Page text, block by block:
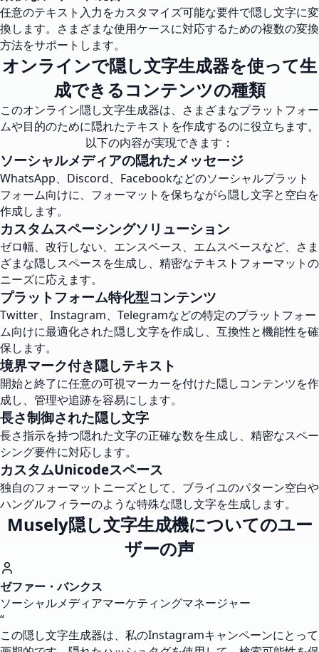
任意のテキスト入力をカスタマイズ可能な要件で隠し文字に変
換します。さまざまな使用ケースに対応するための複数の変換
方法をサポートします。
オンラインで隠し文字生成器を使って生
成できるコンテンツの種類
このオンライン隠し文字生成器は、さまざまなプラットフォー
ムや目的のために隠れたテキストを作成するのに役立ちます。
以下の内容が実現できます：
ソーシャルメディアの隠れたメッセージ
WhatsApp、Discord、Facebookなどのソーシャルプラット
フォーム向けに、フォーマットを保ちながら隠し文字と空白を
作成します。
カスタムスペーシングソリューション
ゼロ幅、改行しない、エンスペース、エムスペースなど、さま
ざまな隠しスペースを生成し、精密なテキストフォーマットの
ニーズに応えます。
プラットフォーム特化型コンテンツ
Twitter、Instagram、Telegramなどの特定のプラットフォー
ム向けに最適化された隠し文字を作成し、互換性と機能性を確
保します。
境界マーク付き隠しテキスト
開始と終了に任意の可視マーカーを付けた隠しコンテンツを作
成し、管理や追跡を容易にします。
長さ制御された隠し文字
長さ指示を持つ隠れた文字の正確な数を生成し、精密なスペー
シング要件に対応します。
カスタムUnicodeスペース
独自のフォーマットニーズとして、ブライユのパターン空白や
ハングルフィラーのような特殊な隠し文字を生成します。
Musely隠し文字生成機についてのユー
ザーの声
ゼファー・バンクス
ソーシャルメディアマーケティングマネージャー
“
この隠し文字生成器は、私のInstagramキャンペーンにとって